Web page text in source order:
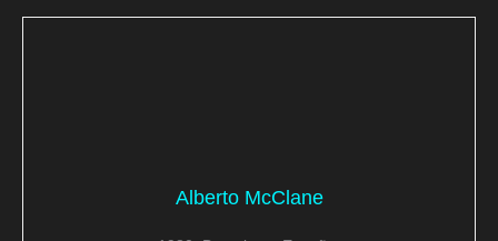
Alberto McClane